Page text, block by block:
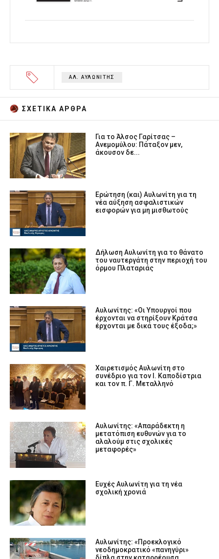
ΑΛ. ΑΥΛΩΝΙΤΗΣ
ΣΧΕΤΙΚA AΡΘΡΑ
Για το Άλσος Γαρίτσας –
Ανεμομύλου: Πάταξον μεν,
άκουσον δε...
Ερώτηση (και) Αυλωνίτη για τη
νέα αύξηση ασφαλιστικών
εισφορών για μη μισθωτούς
Δήλωση Αυλωνίτη για το θάνατο
του ναυτεργάτη στην περιοχή του
όρμου Πλαταριάς
Αυλωνίτης: «Οι Υπουργοί που
έρχονται να στηρίξουν Κράτσα
έρχονται με δικά τους έξοδα;»
Χαιρετισμός Αυλωνίτη στο
συνέδριο για τον Ι. Καποδίστρια
και τον π. Γ. Μεταλληνό
Αυλωνίτης: «Απαράδεκτη η
μετατόπιση ευθυνών για το
αλαλούμ στις σχολικές
μεταφορές»
Ευχές Αυλωνίτη για τη νέα
σχολική χρονιά
Αυλωνίτης: «Προεκλογικό
νεοδημοκρατικό «πανηγύρι»
δίπλα στην καταρρέουσα